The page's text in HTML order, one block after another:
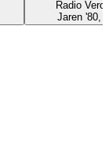
Radio
Jaren '80,